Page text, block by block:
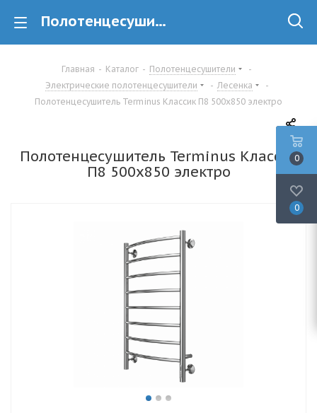
Полотенцесушитель Terminus Классик П8 500х850 электро купить в Минске
Главная - Каталог - Полотенцесушители
-
Электрические полотенцесушители
- Лесенка
-
Полотенцесушитель Terminus Классик П8 500х850 электро
Полотенцесушитель Terminus Классик
П8 500х850 электро
0
0